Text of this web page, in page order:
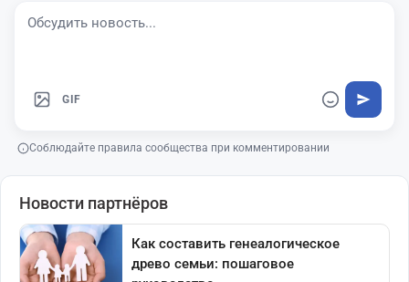
GIF
Соблюдайте правила сообщества при комментировании